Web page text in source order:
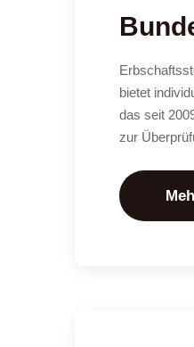
bietet
das seit
zur